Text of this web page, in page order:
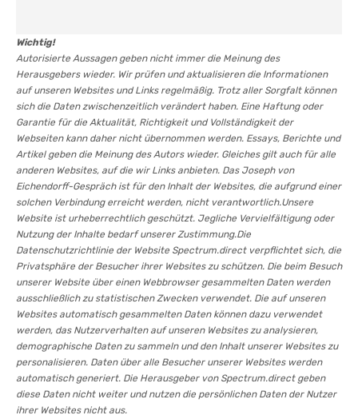
Wichtig!
Autorisierte Aussagen geben nicht immer die Meinung des
Herausgebers wieder. Wir prüfen und aktualisieren die Informationen
auf unseren Websites und Links regelmäßig. Trotz aller Sorgfalt können
sich die Daten zwischenzeitlich verändert haben. Eine Haftung oder
Garantie für die Aktualität, Richtigkeit und Vollständigkeit der
Webseiten kann daher nicht übernommen werden. Essays, Berichte und
Artikel geben die Meinung des Autors wieder. Gleiches gilt auch für alle
anderen Websites, auf die wir Links anbieten. Das Joseph von
Eichendorff-Gespräch ist für den Inhalt der Websites, die aufgrund einer
solchen Verbindung erreicht werden, nicht verantwortlich.Unsere
Website ist urheberrechtlich geschützt. Jegliche Vervielfältigung oder
Nutzung der Inhalte bedarf unserer Zustimmung.Die
Datenschutzrichtlinie der Website Spectrum.direct verpflichtet sich, die
Privatsphäre der Besucher ihrer Websites zu schützen. Die beim Besuch
unserer Website über einen Webbrowser gesammelten Daten werden
ausschließlich zu statistischen Zwecken verwendet. Die auf unseren
Websites automatisch gesammelten Daten können dazu verwendet
werden, das Nutzerverhalten auf unseren Websites zu analysieren,
demographische Daten zu sammeln und den Inhalt unserer Websites zu
personalisieren. Daten über alle Besucher unserer Websites werden
automatisch generiert. Die Herausgeber von Spectrum.direct geben
diese Daten nicht weiter und nutzen die persönlichen Daten der Nutzer
ihrer Websites nicht aus.